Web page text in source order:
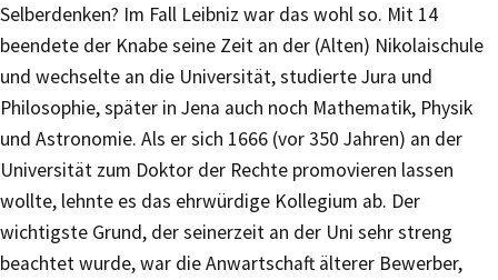
Selberdenken? Im Fall Leibniz war das wohl so. Mit 14
beendete der Knabe seine Zeit an der (Alten) Nikolaischule
und wechselte an die Universität, studierte Jura und
Philosophie, später in Jena auch noch Mathematik, Physik
und Astronomie. Als er sich 1666 (vor 350 Jahren) an der
Universität zum Doktor der Rechte promovieren lassen
wollte, lehnte es das ehrwürdige Kollegium ab. Der
wichtigste Grund, der seinerzeit an der Uni sehr streng
beachtet wurde, war die Anwartschaft älterer Bewerber,